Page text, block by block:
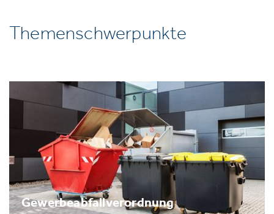
Themenschwerpunkte
Gewerbeabfallverordnung